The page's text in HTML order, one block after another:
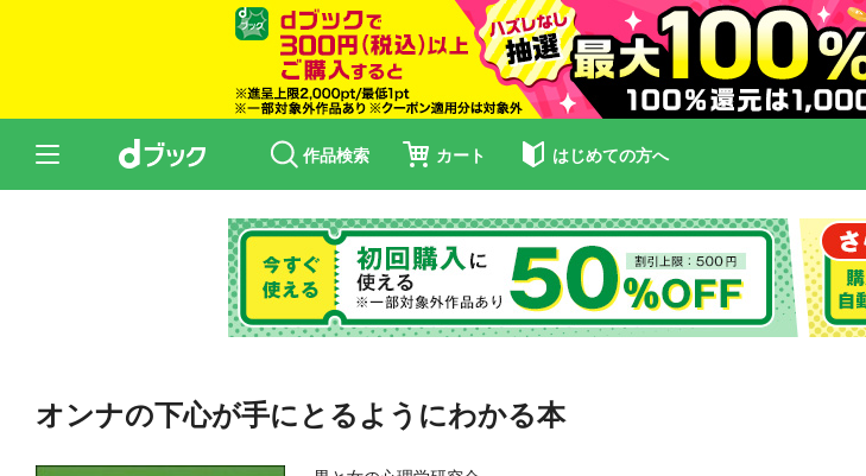
作品検索 カート はじめての方へ
オンナの下心が手にとるようにわかる本